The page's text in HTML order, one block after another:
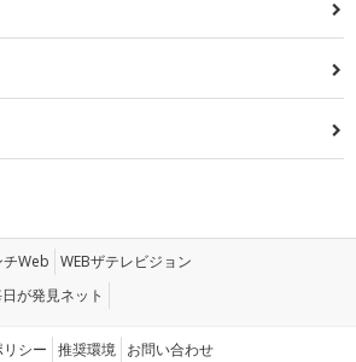
チWeb WEBザテレビジョン
が発見ネット
シー 推奨環境 お問い合わせ